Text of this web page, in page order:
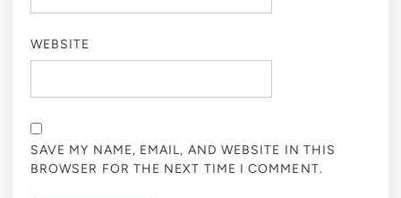
WEBSITE
SAVE MY NAME, EMAIL, AND WEBSITE IN THIS
BROWSER FOR THE NEXT TIME I COMMENT.